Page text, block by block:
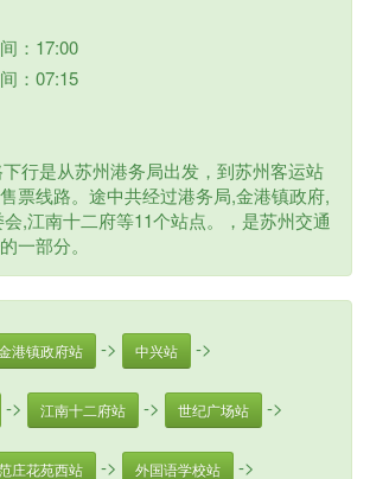
：17:00
：07:15
行是从苏州港务局出发，到苏州客运站
票线路。途中共经过港务局,金港镇政府,
,江南十二府等11个站点。，是苏州交通
一部分。
港镇政府站 -> 中兴站 ->
-> 江南十二府站 -> 世纪广场站 ->
庄花苑西站 -> 外国语学校站 ->